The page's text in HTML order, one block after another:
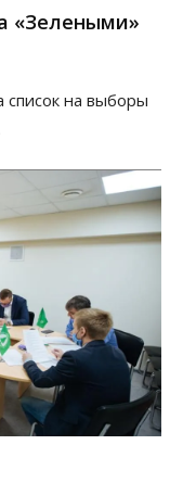
«Зелеными»
список на выборы